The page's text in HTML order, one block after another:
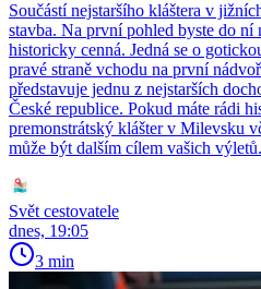
Součástí nejstaršího kláštera v
stavba. Na první pohled byste do ní
historicky cenná. Jedná se o
pravé straně vchodu na první
představuje jednu z nejstarších
České republice. Pokud máte rádi
premonstrátský klášter v Milevsku
může být dalším cílem vašich výletů.
Svět cestovatele
dnes, 19:05
3 min